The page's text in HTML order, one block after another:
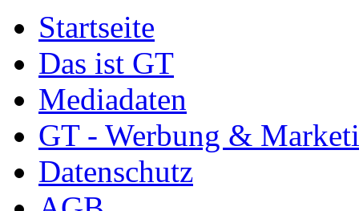
Startseite
Das ist GT
Mediadaten
GT - Werbung &
Datenschutz